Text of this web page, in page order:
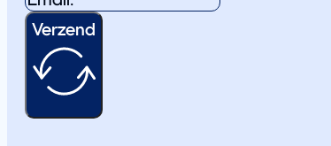
Verzend